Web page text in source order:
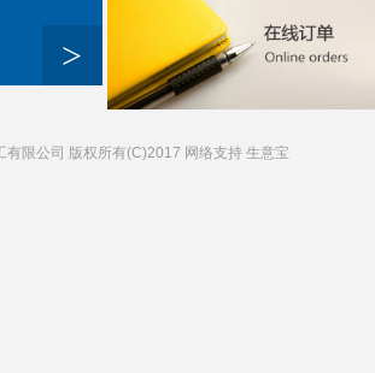
>
有限公司 版权所有(C)2017 网络支持 生意宝